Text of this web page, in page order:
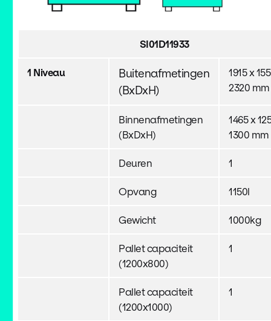
SI01D11933
1 Niveau
Buitenafmetingen
(BxDxH)
1915 x
2320 mm
Binnenafmetingen
(BxDxH)
1465 x
1300 mm
Deuren 1
Opvang 1150l
Gewicht 1000kg
Pallet capaciteit
(1200x800)
1
Pallet capaciteit
(1200x1000)
1